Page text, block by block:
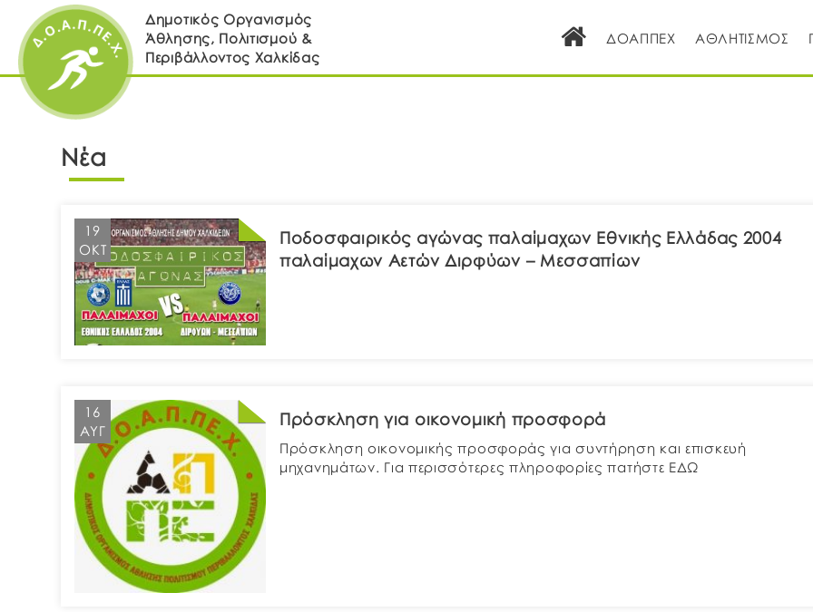
Δημοτικός Οργανισμός
Άθλησης, Πολιτισμού &
Περιβάλλοντος Χαλκίδας
ΔΟΑΠΠΕΧ ΑΘΛΗΤΙΣΜΟΣ
Νέα
19
ΟΚΤ
Ποδοσφαιρικός αγώνας παλαίμαχων Εθνικής Ελλάδας 2004
παλαίμαχων Αετών Διρφύων – Μεσσαπίων
16
ΑΥΓ
Πρόσκληση για οικονομική προσφορά
Πρόσκληση οικονομικής προσφοράς για συντήρηση και επισκευή
μηχανημάτων. Για περισσότερες πληροφορίες πατήστε ΕΔΩ